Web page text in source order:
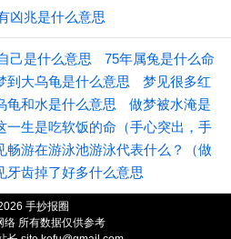
凶兆是什么意思
己是什么意思
75年属兔是什么命
到大乌龟是什么意思
梦见很多红
龟和水是什么意思
做梦被水淹是
一生是吃软饭的命（手心突出，手
畅游在游泳池游泳代表什么？（做
牙齿掉了好多什么意思
手抄报圈
络 所有数据仅供参考